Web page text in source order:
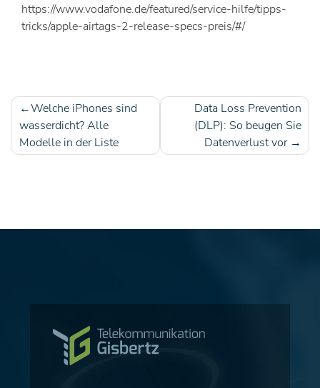
https://www.vodafone.de/featured/service-hilfe/tipps-
tricks/apple-airtags-2-release-specs-preis/#/
Beitragsnavigation
Welche iPhones sind
wasserdicht? Alle
Modelle in der Liste
Data Loss Prevention
(DLP): So beugen Sie
Datenverlust vor